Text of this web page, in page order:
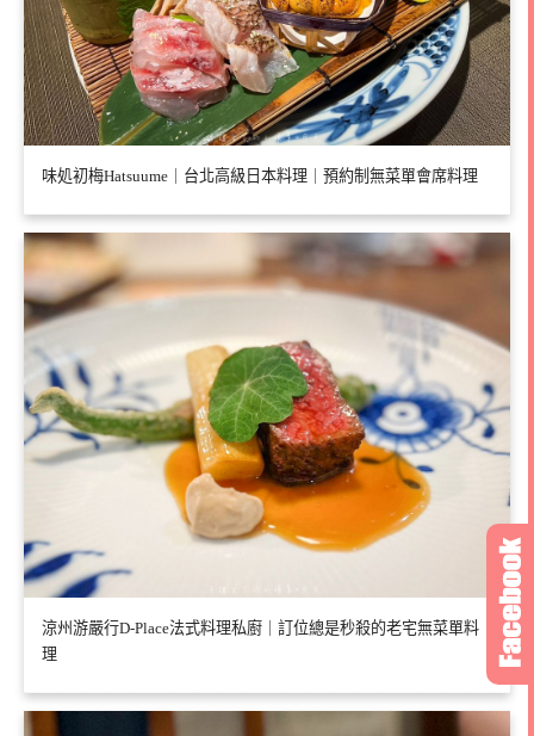
味処初梅Hatsuume｜台北高級日本料理｜預約制無菜單會席料理
涼州游嚴行D-Place法式料理私廚｜訂位總是秒殺的老宅無菜單料
理